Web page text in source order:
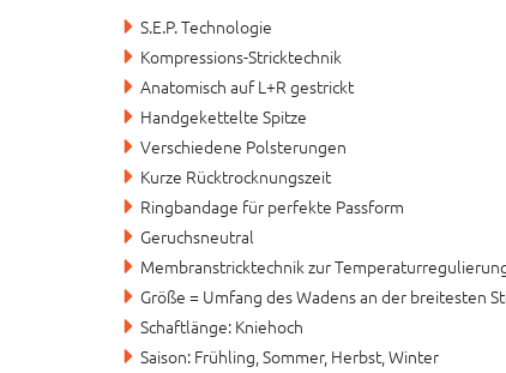
S.E.P. Technologie
Kompressions-Stricktechnik
Anatomisch auf L+R gestrickt
Handgekettelte Spitze
Verschiedene Polsterungen
Kurze Rücktrocknungszeit
Ringbandage für perfekte Passform
Geruchsneutral
Membranstricktechnik zur
Größe = Umfang des Wadens an der breitesten
Schaftlänge: Kniehoch
Saison: Frühling, Sommer, Herbst, Winter